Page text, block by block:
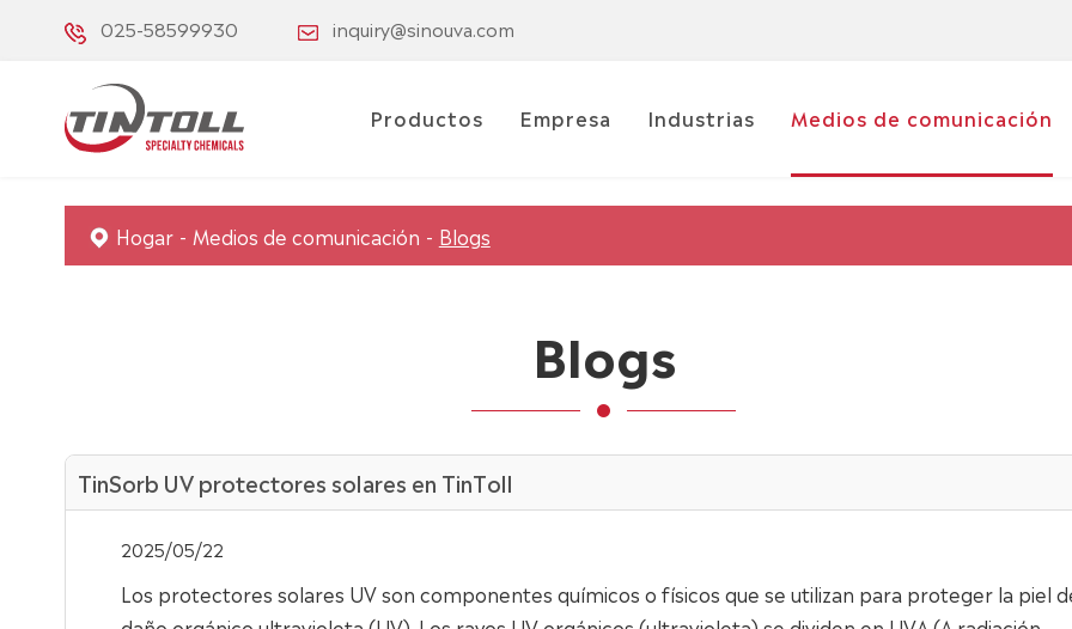
025-58599930 inquiry@sinouva.com
Productos Empresa Industrias Medios de comunicación
Hogar Medios de comunicación Blogs
Blogs
TinSorb UV protectores solares en TinToll
2025/05/22
Los protectores solares UV son componentes químicos o físicos que se utilizan para proteger la piel